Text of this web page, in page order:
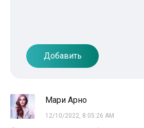
Добавить
Мари Арно
12/10/2022, 8:05:26 AM